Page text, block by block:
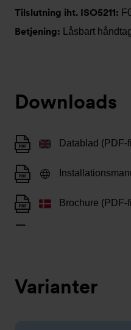
Tilslutning iht. ISO5211:
Betjening: Låsbart
Downloads
Datablad (PDF-
Brochure (PDF-
Varianter